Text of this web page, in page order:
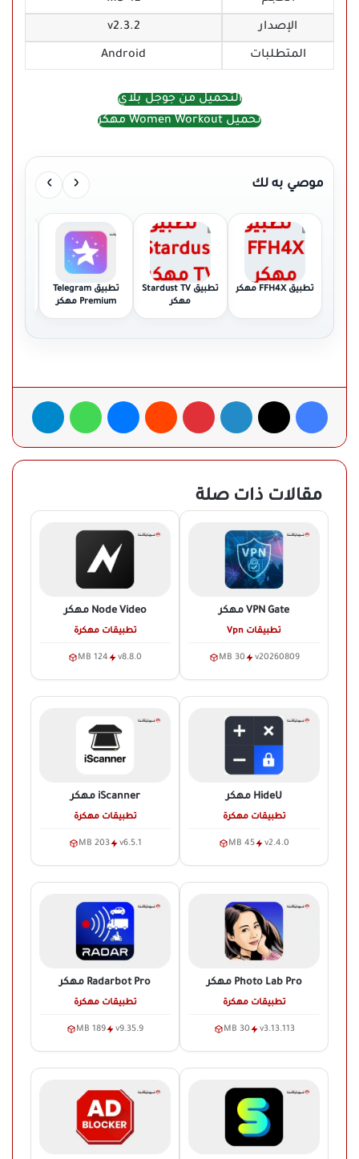
الإصدار v2.3.2
المتطلبات Android
التحميل من جوجل بلاي
تحميل Women Workout مهكر
موصي به لك ‹
›
تطبيق FFH4X مهكر
تطبيق Stardust TV
مهكر
تطبيق Telegram
Premium مهكر
فيسبوك لينكدإن بينتيريست ماسنجر واتساب تيلقرام
مقالات ذات صلة
Node Video مهكر
تطبيقات مهكرة
v8.8.0
124 MB
VPN Gate مهكر
تطبيقات Vpn
v20260809
30 MB
iScanner مهكر
تطبيقات مهكرة
v6.5.1
203 MB
HideU مهكر
تطبيقات مهكرة
v2.4.0
45 MB
Radarbot Pro مهكر
تطبيقات مهكرة
v9.35.9
189 MB
Photo Lab Pro مهكر
تطبيقات مهكرة
v3.13.113
30 MB